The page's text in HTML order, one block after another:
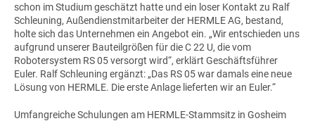
schon im Studium geschätzt hatte und ein loser Kontakt zu Ralf
Schleuning, Außendienstmitarbeiter der HERMLE AG, bestand,
holte sich das Unternehmen ein Angebot ein. „Wir entschieden uns
aufgrund unserer Bauteilgrößen für die C 22 U, die vom
Robotersystem RS 05 versorgt wird“, erklärt Geschäftsführer
Euler. Ralf Schleuning ergänzt: „Das RS 05 war damals eine neue
Lösung von HERMLE. Die erste Anlage lieferten wir an Euler.“
Umfangreiche Schulungen am HERMLE-Stammsitz in Gosheim